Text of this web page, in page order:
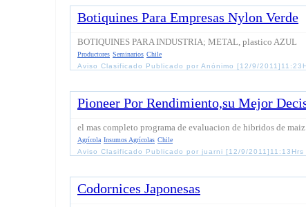
Botiquines Para Empresas Nylon Verde
BOTIQUINES PARA INDUSTRIA; METAL, plastico AZUL
Productores Seminarios Chile
Aviso Clasificado Publicado por Anónimo [12/9/
Pioneer Por Rendimiento,su Mejor
el mas completo programa de evaluacion de hibridos de maiz
Agrícola Insumos Agrícolas Chile
Aviso Clasificado Publicado por juarni [12/9/2011]11:13Hrs
Codornices Japonesas